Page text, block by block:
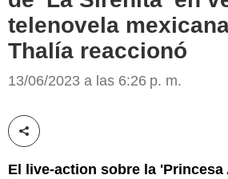
telenovela
Thalía reaccionó
13/06/2023 a las 6:26 p. m.
Compartir esta noticia
El live-action sobre la 'Princesa
'La Sirenita'